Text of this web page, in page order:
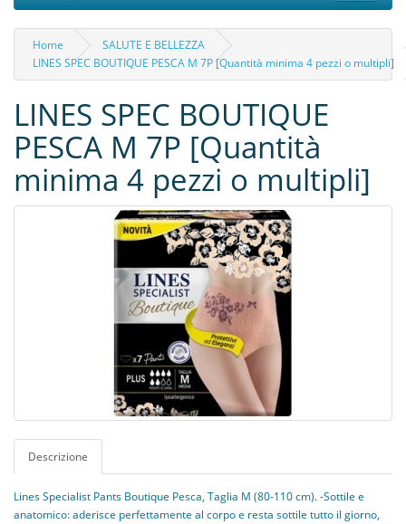
Home
SALUTE E BELLEZZA
LINES SPEC BOUTIQUE PESCA M 7P [Quantità minima 4 pezzi o multipli]
LINES SPEC BOUTIQUE
PESCA M 7P [Quantità
minima 4 pezzi o multipli]
Descrizione
Lines Specialist Pants Boutique Pesca, Taglia M (80-110 cm). -Sottile e
anatomico: aderisce perfettamente al corpo e resta sottile tutto il giorno,